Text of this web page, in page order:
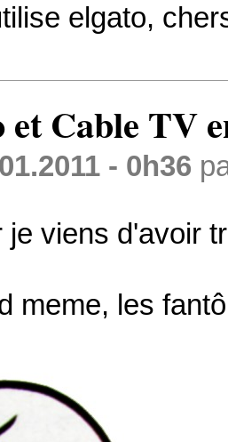
elgato,
et Cable TV
- 0h36
je viens d'avoir
meme, les